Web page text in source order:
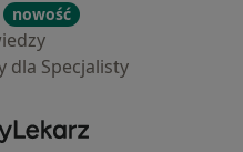
nowość
dla Specjalisty
- Strona główna